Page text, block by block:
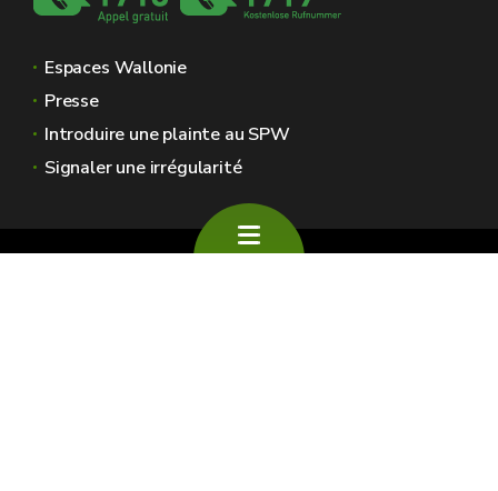
Espaces Wallonie
Presse
Introduire une plainte au SPW
Signaler une irrégularité